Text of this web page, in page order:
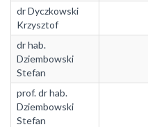
dr Dyczkowski
Krzysztof
dr hab.
Dziembowski
Stefan
prof. dr hab.
Dziembowski
Stefan